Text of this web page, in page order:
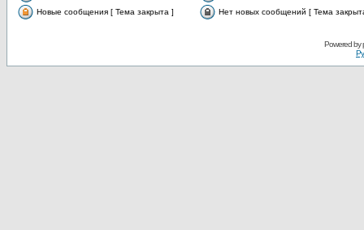
Новые сообщения [ Тема закрыта ]
Нет новых сообщений [ Тема
Powered by